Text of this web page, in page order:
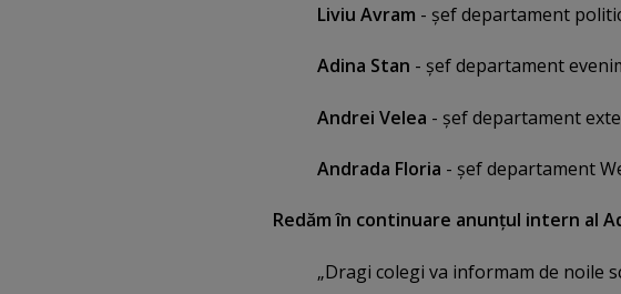
Liviu Avram - şef departament
Adina Stan - şef departament
Andrei Velea - şef departament
Andrada Floria - şef departament
Redăm în continuare anunţul intern al
„Dragi colegi va informam de noile